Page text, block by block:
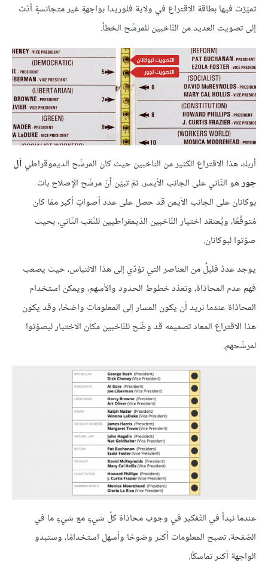
تميّزت فيها بطاقة الاقتراع في ولاية فلوريدا بواجهةٍ غير متجانسةٍ أدّت
إلى تصويت العديد من النّاخبين للمرشّح الخطأ.
أربك هذا الاقتراع الكثير من الناخبين حيث كان المرشّح الديموقراطي آل
جورهو الثّاني على الجانب الأيسر، ثمّ تبيّن أنّ مرشّح الإصلاح بات
بوكانان على الجانب الأيمن قد حصل على عدد أصواتٍ أكبر ممّا كان
مُتوقّعًا، ويُعتقد اختيار النّاخبين الدّيمقراطيين للثّقب الثّاني، بحيث
صوّتوا لبوكانان.
يوجد عددٌ قليلٌ من العناصر التي تؤدّي إلى هذا الالتباس، حيث يصعب
فهم عدم المحاذاة، وتعدّد خطوط الحدود والأسهم، ويمكن استخدام
المحاذاة عندما نريد أن يكون المسار إلى المعلومات واضحًا، وقد يكون
هذا الاقتراع المعاد تصميمه قد وضّح للنّاخبين مكان الاختيار ليصوّتوا
لمرشّحهم.
عندما نبدأ في التّفكير في وجوب محاذاة كلّ شيءٍ مع شيءٍ ما في
الصّفحة، تصبح المعلومات أكثر وضوحًا وأسهل استخدامًا، وستبدو
الواجهة أكثر تماسكًا.